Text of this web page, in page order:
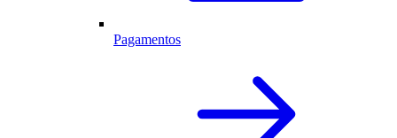
Pagamentos